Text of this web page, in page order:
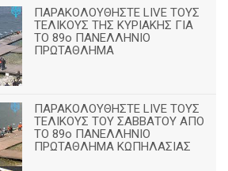
ΠΑΡΑΚΟΛΟΥΘΗΣΤΕ LIVE ΤΟΥΣ
ΤΕΛΙΚΟΥΣ ΤΗΣ ΚΥΡΙΑΚΗΣ ΓΙΑ
ΤΟ 89ο ΠΑΝΕΛΛΗΝΙΟ
ΠΡΩΤΑΘΛΗΜΑ
ΠΑΡΑΚΟΛΟΥΘΗΣΤΕ LIVE ΤΟΥΣ
ΤΕΛΙΚΟΥΣ ΤΟΥ ΣΑΒΒΑΤΟΥ ΑΠΟ
TO 89o ΠΑΝΕΛΛΗΝΙΟ
ΠΡΩΤΑΘΛΗΜΑ ΚΩΠΗΛΑΣΙΑΣ